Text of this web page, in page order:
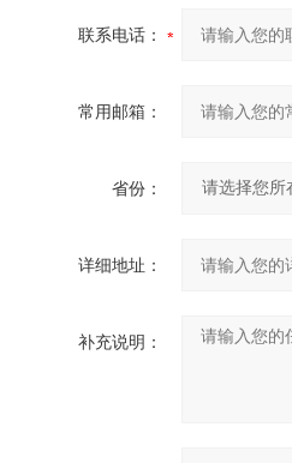
联系电话：
常用邮箱：
省份：
详细地址：
补充说明：